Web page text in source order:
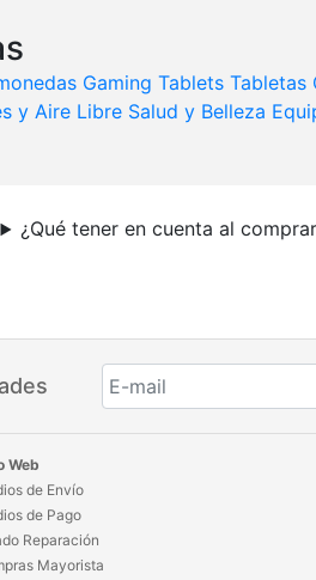
Gaming Tablets Tabletas
y Aire Libre Salud y Belleza
¿Qué tener en cuenta al
Web
de Envío
de Pago
Reparación
Mayorista